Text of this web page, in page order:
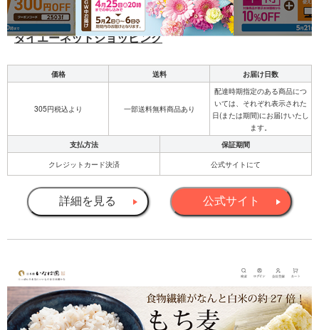
ダイエーネットショッピング
価格 送料 お届け日数
305円税込より 一部送料無料商品あり
配達時期指定のある商品につ
いては、それぞれ表示された
日(または期間)にお届けいたし
ます。
支払方法
保証期間
クレジットカード決済
公式サイトにて
詳細を見る 公式サイト